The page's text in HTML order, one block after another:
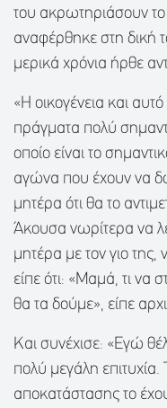
του ακρωτηριάσουν
αναφέρθηκε στη δική
μερικά χρόνια ήρθε
«Η οικογένεια και
πράγματα πολύ
οποίο είναι το
αγώνα που έχουν να
μητέρα ότι θα το
Άκουσα νωρίτερα να
μητέρα με τον γιο της,
είπε ότι: «Μαμά, τι να
θα τα δούμε», είπε
Και συνέχισε: «Εγώ
πολύ μεγάλη
αποκατάστασης το